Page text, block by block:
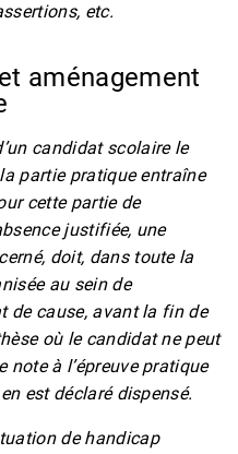
etc.
aménagement
candidat scolaire le
partie pratique entraîne
cette partie de
justifiée, une
doit, dans toute la
au sein de
de cause, avant la fin de
où le candidat ne peut
à l’épreuve pratique
est déclaré dispensé.
de handicap